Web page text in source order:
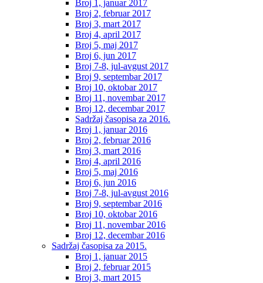
Broj 1, januar 2017
Broj 2, februar 2017
Broj 3, mart 2017
Broj 4, april 2017
Broj 5, maj 2017
Broj 6, jun 2017
Broj 7-8, jul-avgust 2017
Broj 9, septembar 2017
Broj 10, oktobar 2017
Broj 11, novembar 2017
Broj 12, decembar 2017
Sadržaj časopisa za 2016.
Broj 1, januar 2016
Broj 2, februar 2016
Broj 3, mart 2016
Broj 4, april 2016
Broj 5, maj 2016
Broj 6, jun 2016
Broj 7-8, jul-avgust 2016
Broj 9, septembar 2016
Broj 10, oktobar 2016
Broj 11, novembar 2016
Broj 12, decembar 2016
Sadržaj časopisa za 2015.
Broj 1, januar 2015
Broj 2, februar 2015
Broj 3, mart 2015